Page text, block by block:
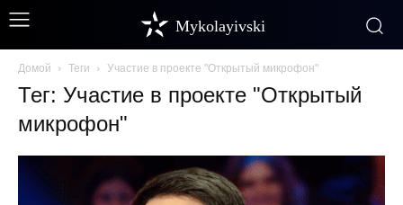
Mykolayivski
Домой Теги Участие в проекте "Открытый микрофон"
Тег: Участие в проекте "Открытый
микрофон"